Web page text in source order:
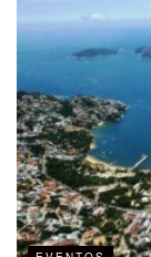
«El
una
para
de
la
este